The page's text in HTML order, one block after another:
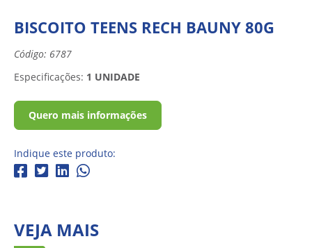
BISCOITO TEENS RECH BAUNY 80G
Código: 6787
Especificações: 1 UNIDADE
Quero mais informações
Indique este produto:
VEJA MAIS